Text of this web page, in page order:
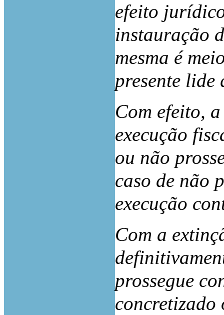
efeito
instauração
mesma é
presente
Com efeito,
execução
ou não
caso de não
execução
Com a
prossegue
concretizado